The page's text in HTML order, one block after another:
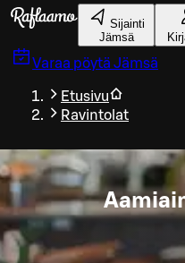
Siirry pääsisältöön
Sijainti
Jämsä
Varaa pöytä Jämsä
Etusivu
Ravintolat